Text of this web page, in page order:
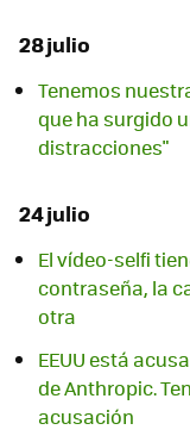
28 julio
Tenemos
que ha surgido
distracciones"
24 julio
El vídeo-selfi
contraseña, la
otra
EEUU está
de Anthropic.
acusación